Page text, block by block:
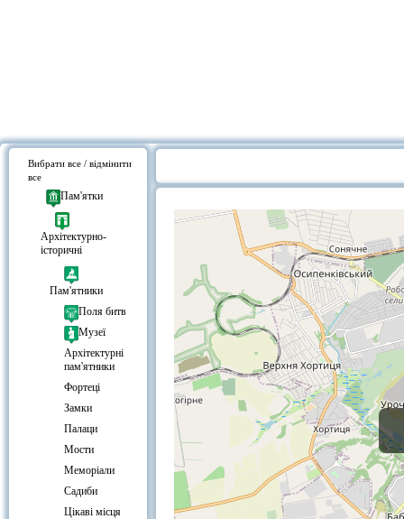
Вибрати все / відмінити
все
Пам'ятки
Архітектурно-
історичні
Пам'ятники
Поля битв
Музеї
Архітектурні
пам'ятники
Фортеці
Замки
Палаци
Мости
Меморіали
Садиби
Цікаві місця